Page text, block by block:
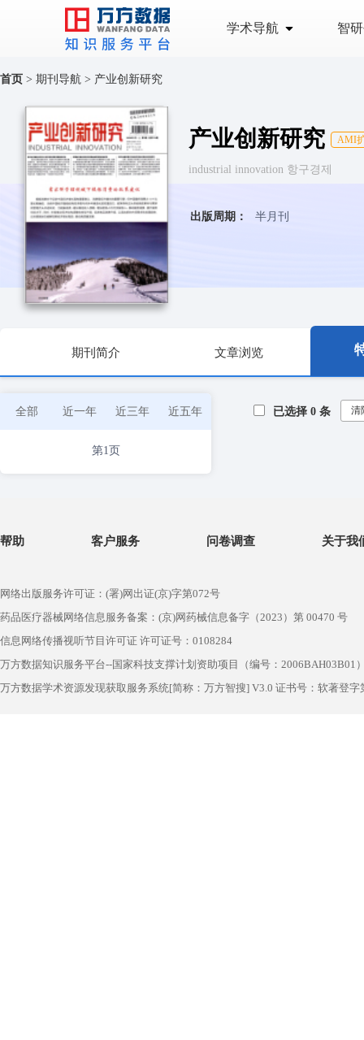
学术导航 智
首页 > 期刊导航 > 产业创新研究
产业创新研究 AMI
industrial innovation 항구경제
出版周期： 半月刊
期刊简介 文章浏览
全部 近一年 近三年 近五年
第1页
已选择 0 条 清
帮助 客户服务 问卷调查 关于我
网络出版服务许可证：(署)网出证(京)字第072号
药品医疗器械网络信息服务备案：(京)网药械信息备字（2023）第 00470 号
信息网络传播视听节目许可证 许可证号：0108284
万方数据知识服务平台--国家科技支撑计划资助项目（编号：2006BAH03B01
万方数据学术资源发现获取服务系统[简称：万方智搜] V3.0 证书号：软著登字